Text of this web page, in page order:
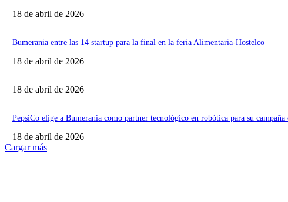
18 de abril de 2026
Bumerania entre las 14 startup para la final en la feria Alimentaria-Hostelco
18 de abril de 2026
18 de abril de 2026
PepsiCo elige a Bumerania como partner tecnológico en robótica para su
18 de abril de 2026
Cargar más